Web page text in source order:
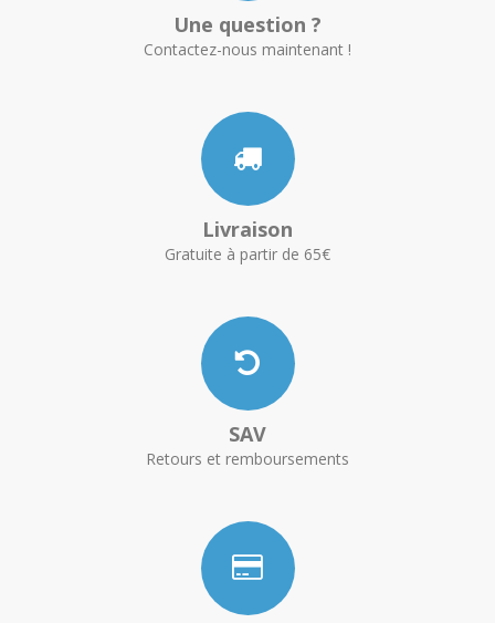
Une question ?
Contactez-nous maintenant !
Livraison
Gratuite à partir de 65€
SAV
Retours et remboursements